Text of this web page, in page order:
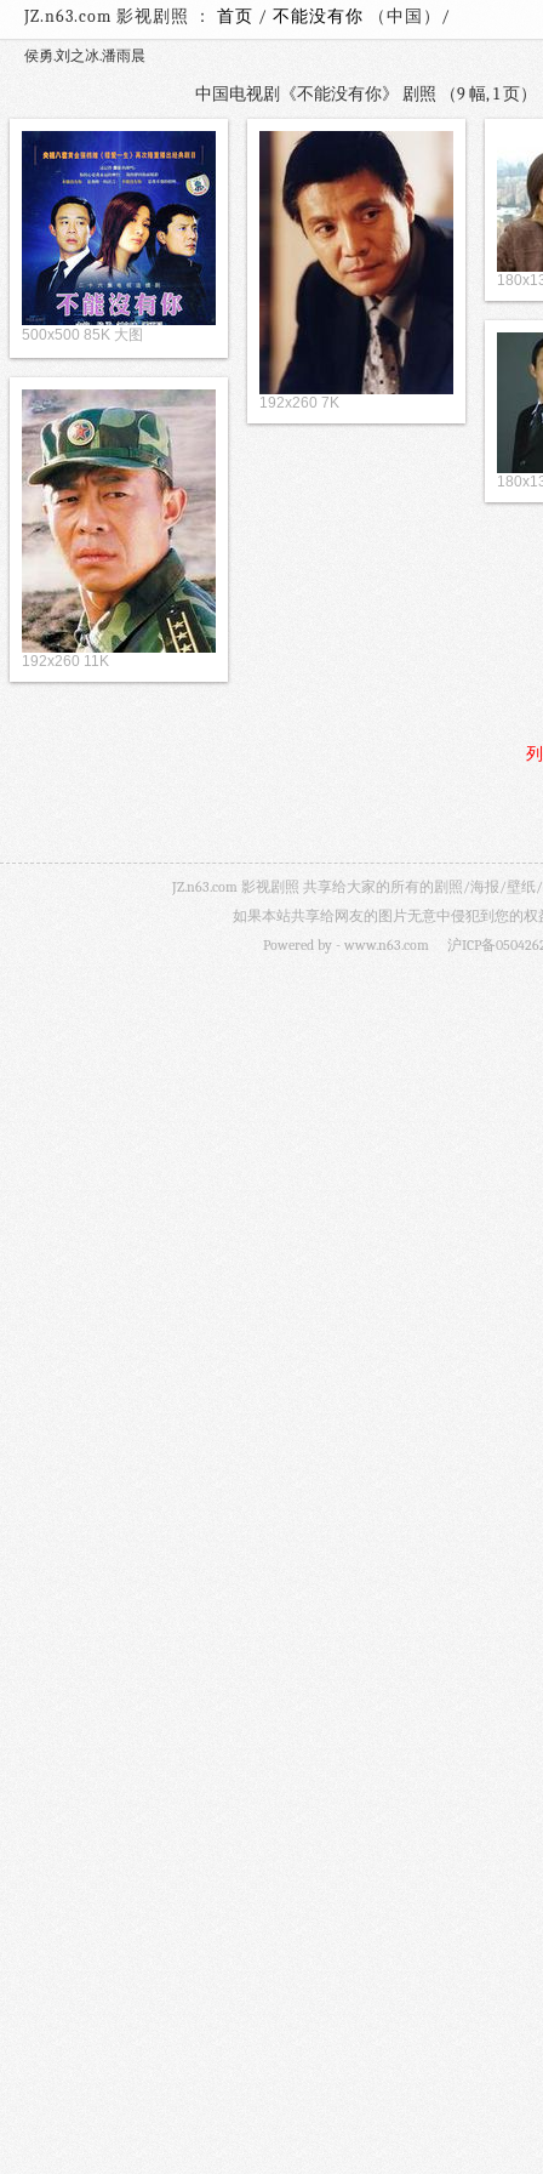
JZ.n63.com 影视剧照 ： 首页 / 不能没有你 （中国
侯勇.刘之冰.潘雨晨
中国电视剧《不能没有你》 剧照 （9 幅, 1
500x500 85K 大图
192x260 7K
192x260 11K
JZ.n63.com 影视剧照 共享给大家的所有的剧照/海报/壁
如果本站共享给网友的图片无意中侵犯到您的
Powered by - www.n63.com 沪ICP备